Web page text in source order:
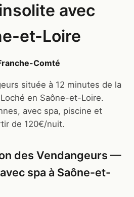
avec
et-Loire
Comté
située à 12 minutes de la
en Saône-et-Loire.
avec spa, piscine et
de 120€/nuit.
des Vendangeurs —
spa à Saône-et-